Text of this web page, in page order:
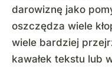
darowiznę jako
oszczędza wiele
wiele bardziej
kawałek tekstu lub